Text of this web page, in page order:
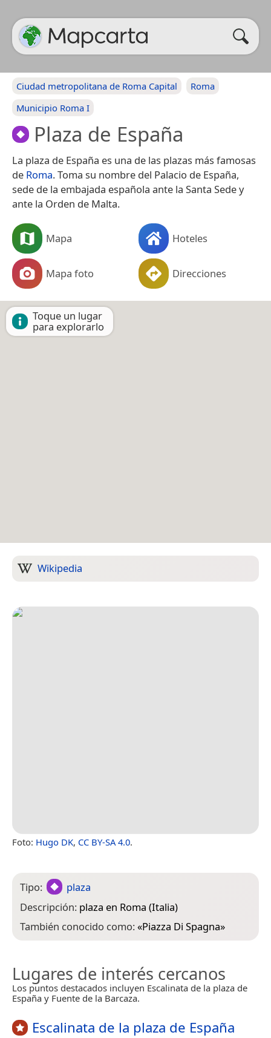
Ciudad metropolitana de Roma Capital
Roma
Municipio Roma I
Plaza de España
La plaza de España es una de las plazas más famosas
de Roma. Toma su nombre del Palacio de España,
sede de la embajada española ante la Santa Sede y
ante la Orden de Malta.
Mapa Hoteles
Mapa foto Direcciones
Toque un lugar
para explorarlo
Wikipedia
Foto: Hugo DK, CC BY-SA 4.0.
Tipo:
plaza
Descripción: plaza en Roma (Italia)
También conocido como:«Piazza Di Spagna»
Lugares de interés cercanos
Los puntos destacados incluyen Escalinata de la plaza de
España y Fuente de la Barcaza.
Escalinata de la plaza de España